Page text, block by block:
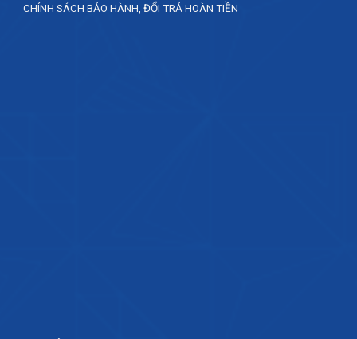
CHÍNH SÁCH BẢO HÀNH, ĐỔI TRẢ HOÀN TIỀN